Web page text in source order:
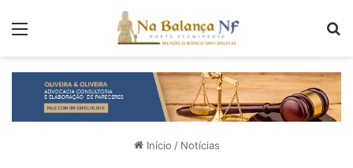
Início / Notícias